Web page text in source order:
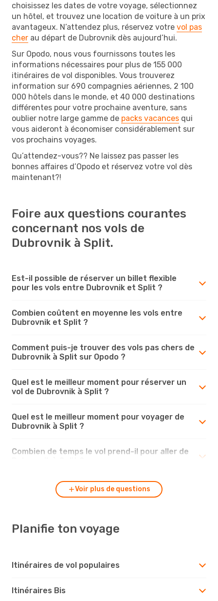
choisissez les dates de votre voyage, sélectionnez
un hôtel, et trouvez une location de voiture à un prix
avantageux. N’attendez plus, réservez votre vol pas
cher au départ de Dubrovnik dès aujourd’hui.
Sur Opodo, nous vous fournissons toutes les
informations nécessaires pour plus de 155 000
itinéraires de vol disponibles. Vous trouverez
information sur 690 compagnies aériennes, 2 100
000 hôtels dans le monde, et 40 000 destinations
différentes pour votre prochaine aventure, sans
oublier notre large gamme de packs vacances qui
vous aideront à économiser considérablement sur
vos prochains voyages.
Qu’attendez-vous?? Ne laissez pas passer les
bonnes affaires d’Opodo et réservez votre vol dès
maintenant?!
Foire aux questions courantes
concernant nos vols de
Dubrovnik à Split.
Est-il possible de réserver un billet flexible
pour les vols entre Dubrovnik et Split ?
Combien coûtent en moyenne les vols entre
Dubrovnik et Split ?
Comment puis-je trouver des vols pas chers de
Dubrovnik à Split sur Opodo ?
Quel est le meilleur moment pour réserver un
vol de Dubrovnik à Split ?
Quel est le meilleur moment pour voyager de
Dubrovnik à Split ?
Combien de temps le vol prend-il pour aller de
Voir plus de questions
Planifie ton voyage
Itinéraires de vol populaires
Itinéraires Bis